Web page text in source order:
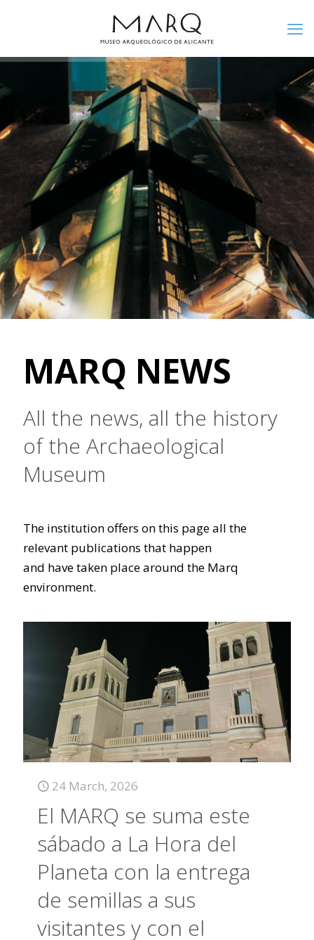
MARQ NEWS
All the news, all the history
of the Archaeological
Museum
The institution offers on this page all the
relevant publications that happen
and have taken place around the Marq
environment.
24 March, 2026
El MARQ se suma este
sábado a La Hora del
Planeta con la entrega
de semillas a sus
visitantes y con el